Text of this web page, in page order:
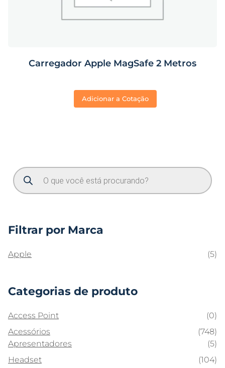
Carregador Apple MagSafe 2 Metros
Adicionar a Cotação
Filtrar por Marca
Apple (5)
Categorias de produto
Access Point
(0)
Acessórios
(748)
Apresentadores
(5)
Headset
(104)